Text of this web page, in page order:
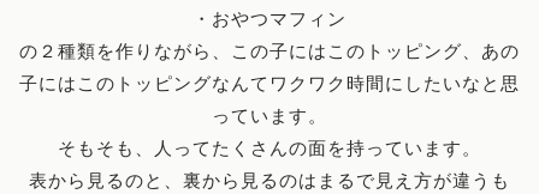
・おやつマフィン
の２種類を作りながら、この子にはこのトッピング、あの
子にはこのトッピングなんてワクワク時間にしたいなと思
っています。
そもそも、人ってたくさんの面を持っています。
表から見るのと、裏から見るのはまるで見え方が違うも